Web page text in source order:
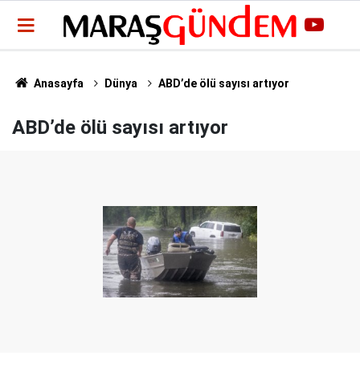
Anasayfa Dünya ABD’de ölü sayısı artıyor
ABD’de ölü sayısı artıyor